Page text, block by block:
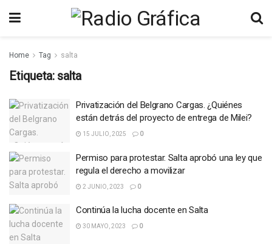
Home Tag salta
Etiqueta: salta
Privatización del Belgrano Cargas. ¿Quiénes
están detrás del proyecto de entrega de Milei?
15 JULIO, 2025 0
Permiso para protestar. Salta aprobó una ley que
regula el derecho a movilizar
2 JUNIO, 2023 0
Continúa la lucha docente en Salta
30 MAYO, 2023 0